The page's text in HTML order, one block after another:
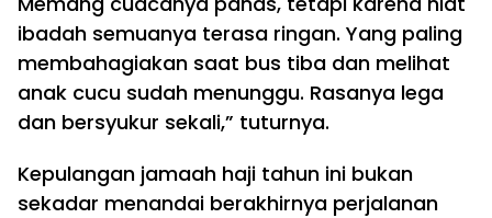
ibadah semuanya terasa ringan. Yang paling
membahagiakan saat bus tiba dan melihat
anak cucu sudah menunggu. Rasanya lega
dan bersyukur sekali,” tuturnya.
Kepulangan jamaah haji tahun ini bukan
sekadar menandai berakhirnya perjalanan